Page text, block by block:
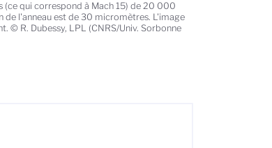
(ce qui correspond à Mach 15) de 20 000
de l'anneau est de 30 micromètres. L'image
© R. Dubessy, LPL (CNRS/Univ. Sorbonne